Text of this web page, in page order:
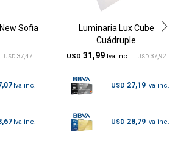
Sofia
USD 37,47
Luminaria Lux Cube
Cuádruple
USD 31,99 USD 37,92
USD 27,19
USD 28,79